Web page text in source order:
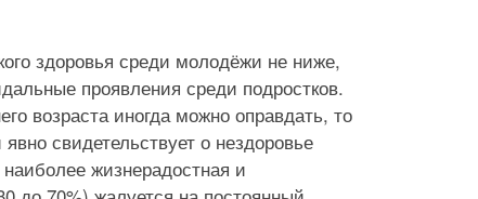
здоровья среди молодёжи не ниже,
проявления среди подростков.
возраста иногда можно оправдать, то
свидетельствует о нездоровье
жизнерадостная и